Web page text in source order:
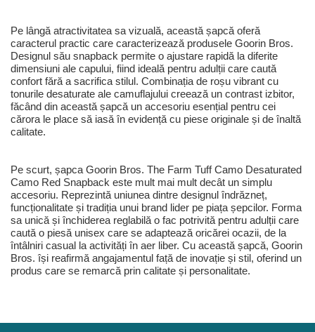
Pe lângă atractivitatea sa vizuală, această șapcă oferă
caracterul practic care caracterizează produsele Goorin Bros.
Designul său snapback permite o ajustare rapidă la diferite
dimensiuni ale capului, fiind ideală pentru adulții care caută
confort fără a sacrifica stilul. Combinația de roșu vibrant cu
tonurile desaturate ale camuflajului creează un contrast izbitor,
făcând din această șapcă un accesoriu esențial pentru cei
cărora le place să iasă în evidență cu piese originale și de înaltă
calitate.
Pe scurt, șapca Goorin Bros. The Farm Tuff Camo Desaturated
Camo Red Snapback este mult mai mult decât un simplu
accesoriu. Reprezintă uniunea dintre designul îndrăzneț,
funcționalitate și tradiția unui brand lider pe piața șepcilor. Forma
sa unică și închiderea reglabilă o fac potrivită pentru adulții care
caută o piesă unisex care se adaptează oricărei ocazii, de la
întâlniri casual la activități în aer liber. Cu această șapcă, Goorin
Bros. își reafirmă angajamentul față de inovație și stil, oferind un
produs care se remarcă prin calitate și personalitate.